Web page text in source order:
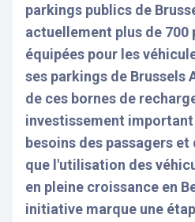
parkings publics de
actuellement plus de 700
équipées pour les
ses parkings de
de ces bornes de
investissement
besoins des passagers
que l'utilisation des
en pleine croissance en
initiative marque une